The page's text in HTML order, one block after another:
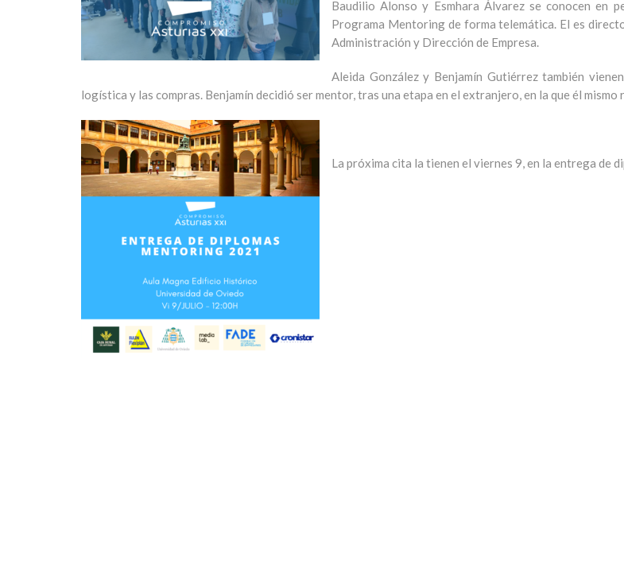
Baudilio Alonso y Esmhara Álvarez se conocen en
Programa Mentoring de forma telemática. El es
Administración y Dirección de Empresa.
Aleida González y Benjamín Gutiérrez también
logística y las compras. Benjamín decidió ser mentor, tras una etapa en el extranjero, en la que él mismo
La próxima cita la tienen el viernes 9, en la entrega de